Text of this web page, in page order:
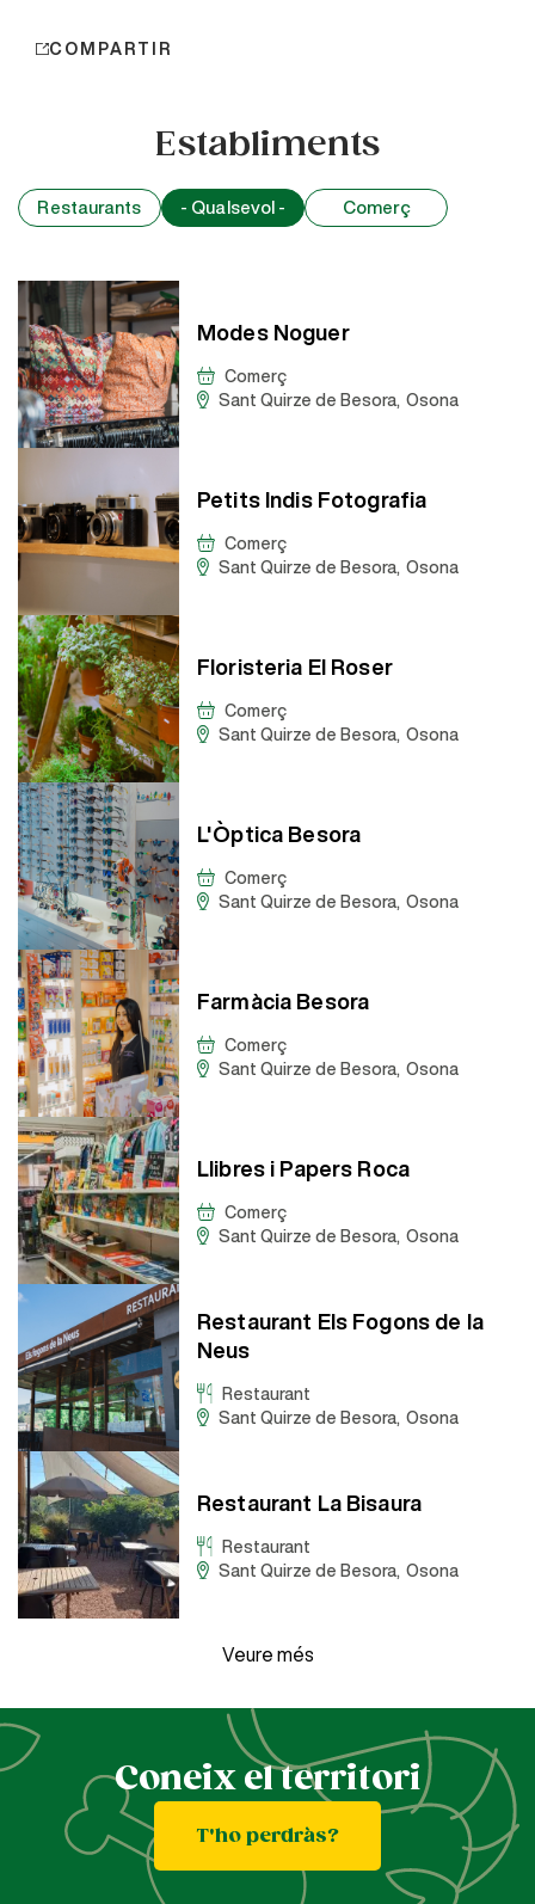
COMPARTIR
Establiments
Restaurants - Qualsevol - Comerç
Modes Noguer
Comerç
Sant Quirze de Besora
Osona
Petits Indis Fotografia
Comerç
Sant Quirze de Besora
Osona
Floristeria El Roser
Comerç
Sant Quirze de Besora
Osona
L'Òptica Besora
Comerç
Sant Quirze de Besora
Osona
Farmàcia Besora
Comerç
Sant Quirze de Besora
Osona
Llibres i Papers Roca
Comerç
Sant Quirze de Besora
Osona
Restaurant Els Fogons de la
Neus
Restaurant
Sant Quirze de Besora
Osona
Restaurant La Bisaura
Restaurant
Sant Quirze de Besora
Osona
Veure més
Coneix el territori
T'ho perdràs?